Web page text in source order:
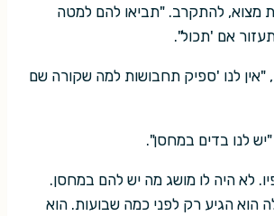
מצוא, להתקרב. "תביאו להם למטה
אם 'תכול".
לנו 'ספיק תחבושות למה שקורה שם
לנו בדים במחסן".
לא היה לו מושג מה יש להם במחסן.
הוא הגיע רק לפני כמה שבועות. הוא